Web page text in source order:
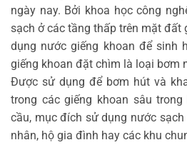
ngày nay. Bởi khoa học công
sạch ở các tầng thấp trên mặt
dụng nước giếng khoan để sinh
giếng khoan đặt chìm là loại bơm
Được sử dụng để bơm hút và
trong các giếng khoan sâu
cầu, mục đích sử dụng nước
nhân, hộ gia đình hay các khu